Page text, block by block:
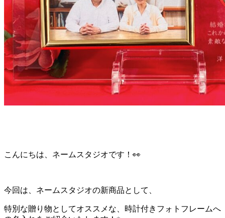
こんにちは、ネームスタジオです！👀
今回は、ネームスタジオの新商品として、
特別な贈り物としてオススメな、時計付きフォトフレームへ